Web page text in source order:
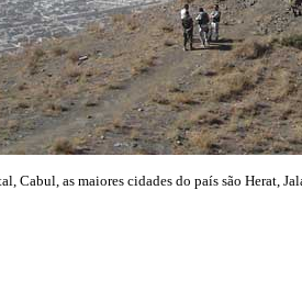
Cabul, as maiores cidades do país são Herat,